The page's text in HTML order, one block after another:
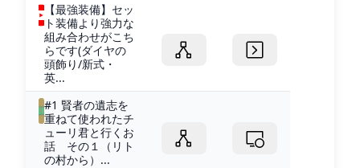
【最強装備】セッ
ト装備より強力な
組み合わせがこち
らです(ダイヤの
頭飾り/新式・
英...
#1 賢者の遺志を
重ねて使われたチ
ューリ君と行くお
話 その１（リト
の村から）...